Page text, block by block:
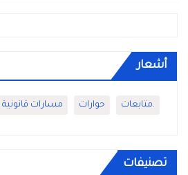
أشعار
.متابعات حوارات مسارات قانونية
تصنيفات